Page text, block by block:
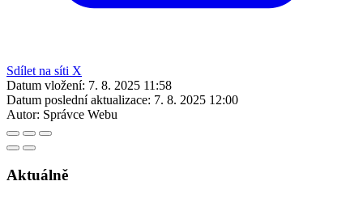
Sdílet na síti X
Datum vložení: 7. 8. 2025 11:58
Datum poslední aktualizace: 7. 8. 2025 12:00
Autor: Správce Webu
Aktuálně